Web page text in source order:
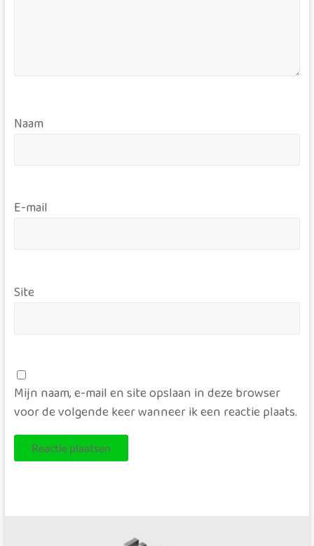
Naam
E-mail
Site
Mijn naam, e-mail en site opslaan in deze browser
voor de volgende keer wanneer ik een reactie plaats.